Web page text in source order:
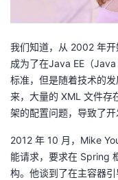
者
我
的
客
我
论
的
我
我们知道，从 2002 年
成为了在Java EE（
标准，但是随着技术的
来，大量的 XML 文件存
架的配置问题，导致了开
2012 年 10 月，Mike
能请求，要求在 Spring
构。他谈到了在主容器